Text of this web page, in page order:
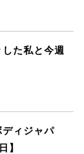
た私と今週
ディジャパ
】